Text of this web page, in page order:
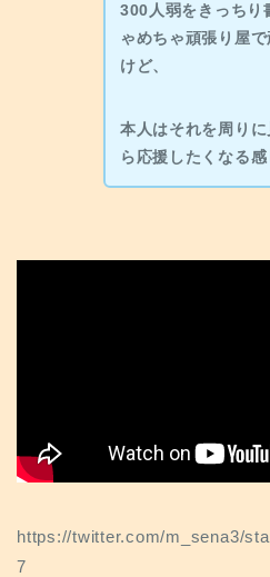
300人弱をきっちり
ゃめちゃ頑張り屋
けど、
本人はそれを周り
ら応援したくなる感
https://twitter.com/m_sena3/
7